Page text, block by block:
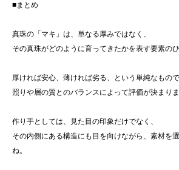
■まとめ
真珠の「マキ」は、単なる厚みではなく、
その真珠がどのように育ってきたかを表す要素のひ
厚ければ安心、薄ければ劣る、という単純なもので
照りや層の質とのバランスによって評価が決まりま
作り手としては、見た目の印象だけでなく、
その内側にある構造にも目を向けながら、素材を
ね。